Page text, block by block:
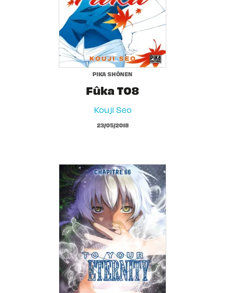
PIKA SHÔNEN
Fûka T08
Kouji Seo
23/05/2018